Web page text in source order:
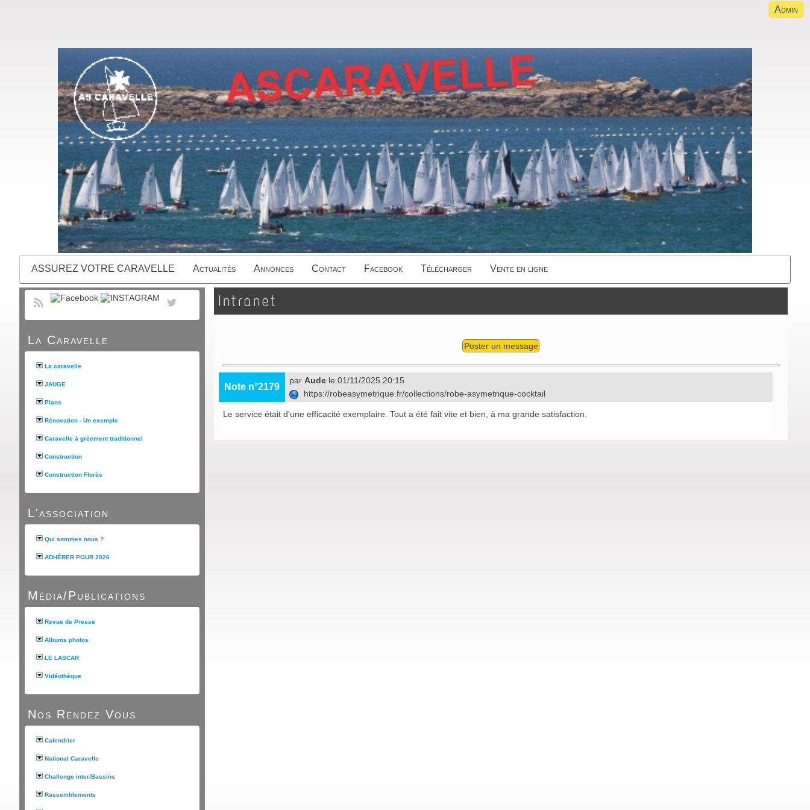
Admin
ASSUREZ VOTRE CARAVELLE Actualités Annonces Contact Facebook Télécharger Vente en ligne
La Caravelle
La caravelle
JAUGE
Plans
Rénovation - Un exemple
Caravelle à gréement traditionnel
Construction
Construction Florès
L'association
Qui sommes nous ?
ADHÉRER POUR 2026
Média/Publications
Revue de Presse
Albums photos
LE LASCAR
Vidéothèque
Nos Rendez Vous
Calendrier
National Caravelle
Challenge inter/Bassins
Rassemblements
Intranet
Poster un message
Note n°2179
par Aude le 01/11/2025 20:15
https://robeasymetrique.fr/collections/robe-asymetrique-cocktail
Le service était d'une efficacité exemplaire. Tout a été fait vite et bien, à ma grande satisfaction.